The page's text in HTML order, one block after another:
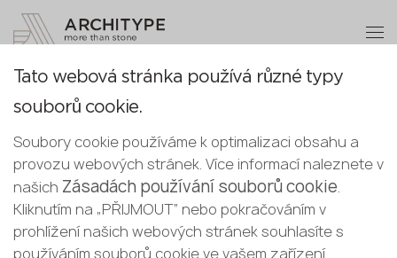
English
Czech
+48 22 602 20 22
Stát se partnerem
Blog
Všechny publikace Reference Recenze
Stát se
partnerem
Odešlete své údaje nebo nám zavolejte
+48 22 602 20 22
Váš firemní profil
Děkujeme!
naši manažeři Vás budou brzy
kontaktovat
Tato webová stránka používá různé typy
souborů cookie.
Soubory cookie používáme k optimalizaci obsahu a
provozu webových stránek. Více informací naleznete v
našich Zásadách používání souborů cookie.
Kliknutím na „PŘIJMOUT“ nebo pokračováním v
prohlížení našich webových stránek souhlasíte s
používáním souborů cookie ve vašem zařízení.